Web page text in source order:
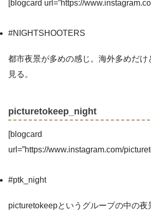
[blogcard url=”https://
#NIGHTSHOOTERS
都市夜景が多めの感じ。海外多めだけ
見る。
picturetokeep_night
[blogcard
url=”https://www.instagram.com/
#ptk_night
picturetokeepというグループの中の夜